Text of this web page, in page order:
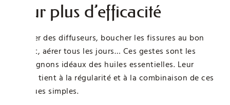
pour plus d’efficacité
Installer des diffuseurs, boucher les fissures au bon
endroit, aérer tous les jours… Ces gestes sont les
compagnons idéaux des huiles essentielles. Leur
succès tient à la régularité et à la combinaison de ces
pratiques simples.